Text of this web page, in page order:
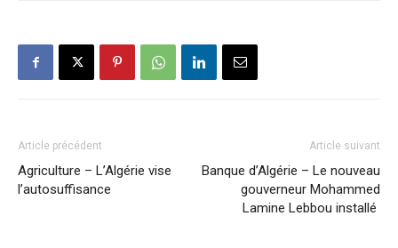
Article précédent
Agriculture – L’Algérie vise
l’autosuffisance
Article suivant
Banque d’Algérie – Le nouveau
gouverneur Mohammed
Lamine Lebbou installé